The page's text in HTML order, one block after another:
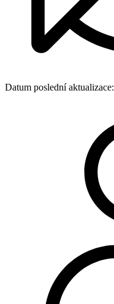
Datum poslední aktualizace: